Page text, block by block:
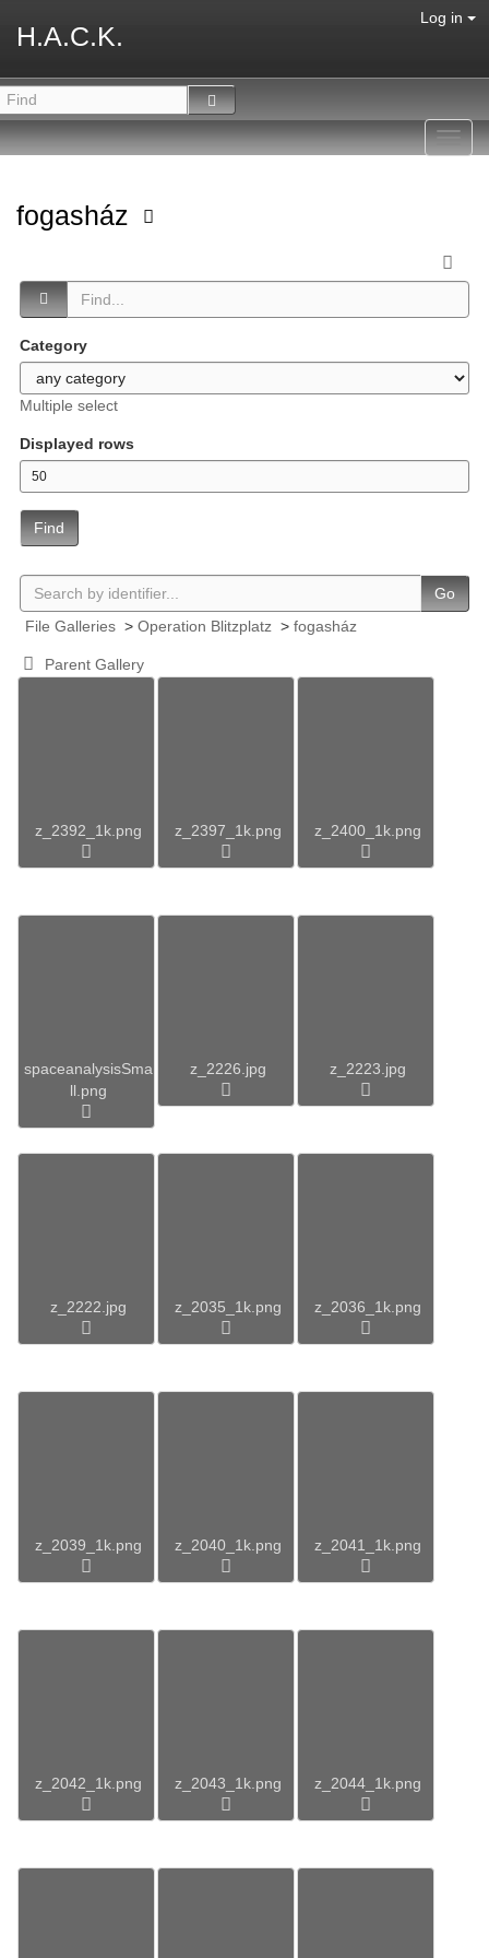
H.A.C.K.
Log in
fogasház
Category
Multiple select
Displayed rows
Find
Go
File Galleries > Operation Blitzplatz > fogasház
Parent Gallery
z_2392_1k.png z_2397_1k.png z_2400_1k.png
spaceanalysisSma
ll.png
z_2226.jpg z_2223.jpg
z_2222.jpg z_2035_1k.png z_2036_1k.png
z_2039_1k.png z_2040_1k.png z_2041_1k.png
z_2042_1k.png z_2043_1k.png z_2044_1k.png